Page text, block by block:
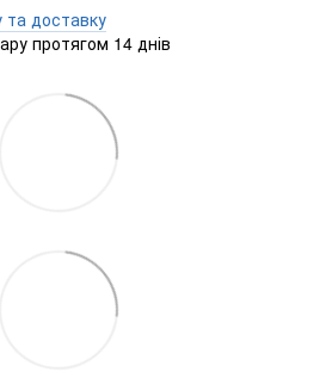
та доставку
протягом 14 днів